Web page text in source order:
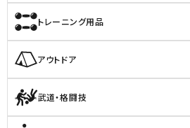
トレーニング用品
アウトドア
武道・格闘技